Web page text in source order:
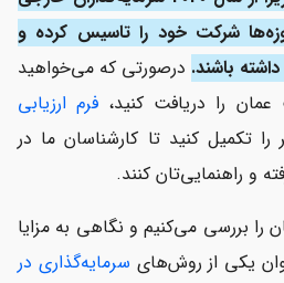
شرکت خود را تاسیس کرده و
باشند. درصورتی که می‌خواهید
را دریافت کنید، فرم ارزیابی
را تکمیل کنید تا کارشناسان ما در
و راهنمایی‌تان کنند.
را بررسی می‌کنیم و نگاهی به مزایا
یکی از روش‌های سرمایه‌گذاری در